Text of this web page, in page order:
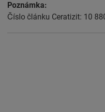
Poznámka:
Číslo článku Ceratizit: 10